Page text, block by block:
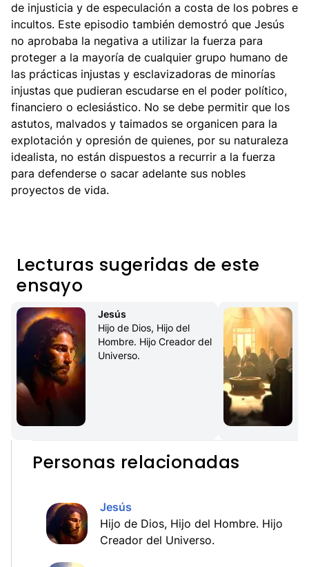
de injusticia y de especulación a costa de los pobres e
incultos. Este episodio también demostró que Jesús
no aprobaba la negativa a utilizar la fuerza para
proteger a la mayoría de cualquier grupo humano de
las prácticas injustas y esclavizadoras de minorías
injustas que pudieran escudarse en el poder político,
financiero o eclesiástico. No se debe permitir que los
astutos, malvados y taimados se organicen para la
explotación y opresión de quienes, por su naturaleza
idealista, no están dispuestos a recurrir a la fuerza
para defenderse o sacar adelante sus nobles
proyectos de vida.
Lecturas sugeridas de este
ensayo
Jesús
Hijo de Dios, Hijo del
Hombre. Hijo Creador del
Universo.
Personas relacionadas
Jesús
Hijo de Dios, Hijo del Hombre. Hijo
Creador del Universo.